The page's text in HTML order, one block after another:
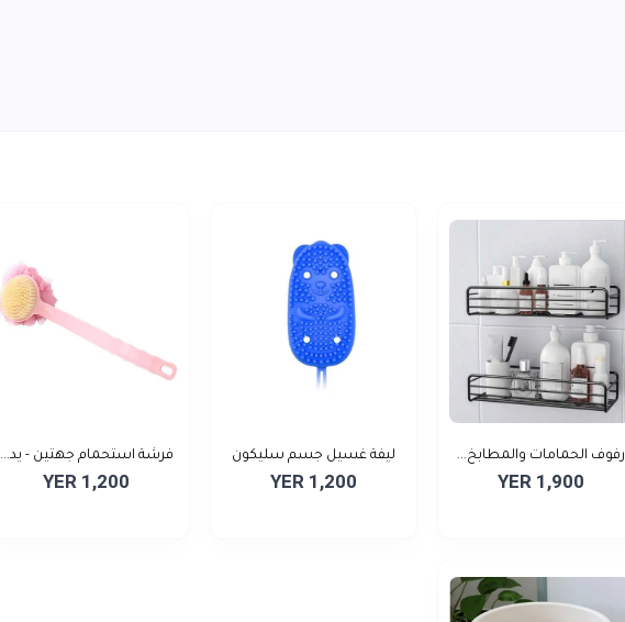
رفوف الحمامات والمطابخ...
YER 1,900
ليفة غسيل جسم سليكون
مل...
YER 1,200
فرشة استحمام جهتين - يد...
YER 1,200